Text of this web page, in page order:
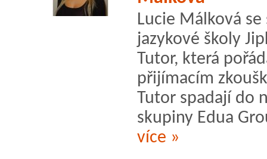
Lucie Málková
jazykové školy
Tutor, která
přijímacím
Tutor spadají do
skupiny Edua
více »